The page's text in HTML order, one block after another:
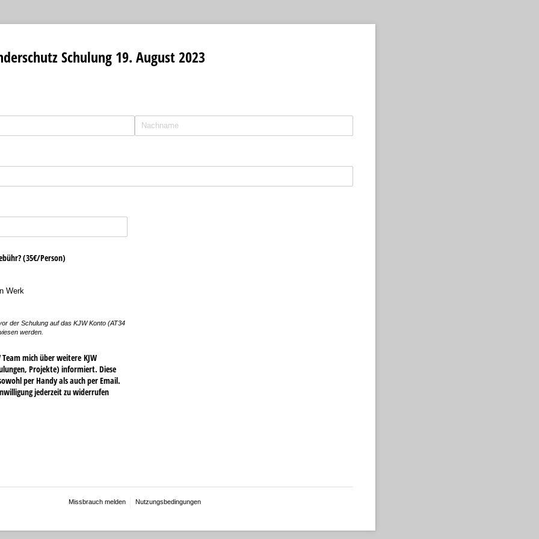
Schulung 19. August 2023
(35€/​Person)
Werk
der Schulung auf das KJW Konto (AT34
werden.
mich über weitere KJW
Projekte) informiert. Diese
per Handy als auch per Email.
jederzeit zu widerrufen
Missbrauch melden Nutzungsbedingungen